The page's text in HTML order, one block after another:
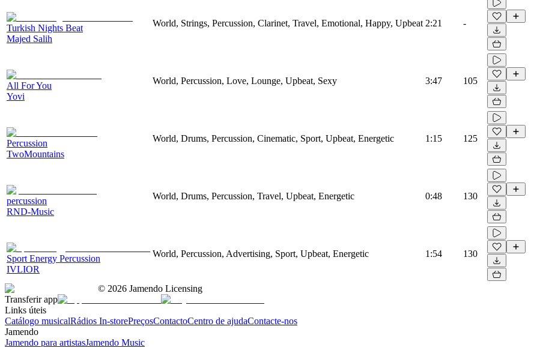
Turkish Nights Beat
Majed Salih
World, Strings, Percussion, Clarinet, Travel, Emotional, Happy, Upbeat 2:21 -
All For You
Yovi
World, Percussion, Love, Lounge, Upbeat, Sexy 3:47 105
Percussion
TwoMountains
World, Drums, Percussion, Cinematic, Sport, Upbeat, Energetic 1:15 125
percussion
RND-Music
World, Drums, Percussion, Travel, Upbeat, Energetic 0:48 130
Sport Energy Percussion
IVLIOR
World, Percussion, Advertising, Sport, Upbeat, Energetic 1:54 130
© 2026 Jamendo Licensing
Transferir app
Links úteis
Catálogo musicalRádios In-storePreçosContactoCentro de ajudaContacte-nos
Jamendo
Jamendo para artistasJamendo Music